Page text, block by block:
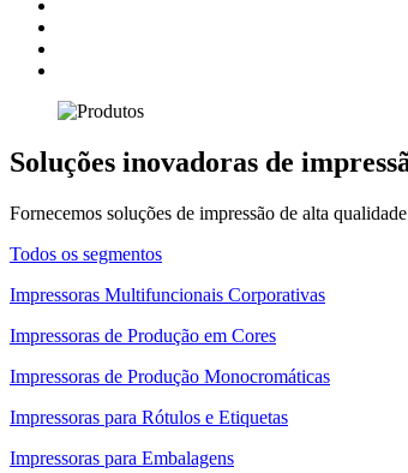
Soluções inovadoras de
Fornecemos soluções de impressão de alta
Todos os segmentos
Impressoras Multifuncionais Corporativas
Impressoras de Produção em Cores
Impressoras de Produção Monocromáticas
Impressoras para Rótulos e Etiquetas
Impressoras para Embalagens